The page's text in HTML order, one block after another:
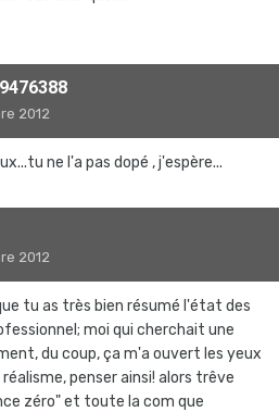
2012
ne l'a pas dopé , j'espère...
2012
tu as très bien résumé l'état des
moi qui cherchait une
du coup, ça m'a ouvert les yeux
penser ainsi! alors trêve
zéro" et toute la com que